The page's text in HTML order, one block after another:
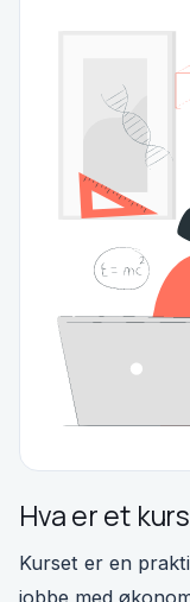
Hva er et
Kurset er en
jobbe med